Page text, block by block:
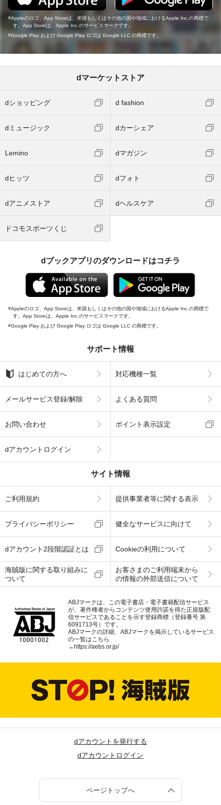
Appleのロゴ、App Storeは、米国もしくはその他の国や地域におけるApple Inc.の商標で
す。App Storeは、Apple Inc.のサービスマークです。
Google Play および Google Play ロゴは Google LLC の商標です。
dマーケットストア
dショッピング d fashion
dミュージック dカーシェア
Lemino dマガジン
dヒッツ dフォト
dアニメストア dヘルスケア
ドコモスポーツくじ
dブックアプリのダウンロードはコチラ
Appleのロゴ、App Storeは、米国もしくはその他の国や地域におけるApple Inc.の商標で
す。App Storeは、Apple Inc.のサービスマークです。
Google Play および Google Play ロゴは Google LLC の商標です。
サポート情報
はじめての方へ 対応機種一覧
メールサービス登録/解除 よくある質問
お問い合わせ ポイント表示設定
dアカウントログイン
サイト情報
ご利用規約 提供事業者等に関する表示
プライバシーポリシー 健全なサービスに向けて
dアカウント2段階認証とは Cookieの利用について
海賊版に関する取り組みに
ついて
お客さまのご利用端末から
の情報の外部送信について
ABJマークは、この電子書店・電子書籍配信サービス
が、著作権者からコンテンツ使用許諾を得た正規版配
信サービスであることを示す登録商標（登録番号 第
6091713号）です。
ABJマークの詳細、ABJマークを掲示しているサービス
の一覧はこちら
→ https://aebs.or.jp/
dアカウントを発行する
dアカウントログイン
ページトップへ